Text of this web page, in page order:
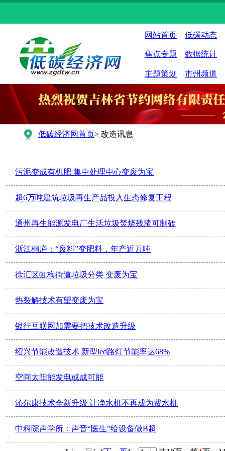
网站首页 低碳动态
焦点专题 数据统计
主题策划 市州频道
低碳经济网首页> 改造讯息
污泥变成有机肥 集中处理中心变废为宝
超6万吨建筑垃圾再生产品投入生态修复工程
通州再生能源发电厂生活垃圾焚烧残渣可制砖
浙江桐庐：“废料”变肥料，年产近万吨
徐汇区虹梅街道垃圾分类 变废为宝
热裂解技术有望变废为宝
银行互联网加需要把技术改造升级
绍兴节能改造技术 新型led路灯节能率达68%
空间太阳能发电或成可能
沁尔康技术全新升级 让净水机不再成为费水机
中科院声学所：声音“医生”给设备做B超